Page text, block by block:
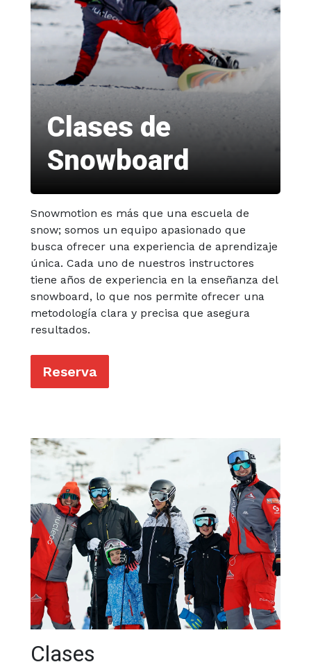
Clases de
Snowboard
Snowmotion es más que una escuela de
snow; somos un equipo apasionado que
busca ofrecer una experiencia de aprendizaje
única. Cada uno de nuestros instructores
tiene años de experiencia en la enseñanza del
snowboard, lo que nos permite ofrecer una
metodología clara y precisa que asegura
resultados.
Reserva
Clases